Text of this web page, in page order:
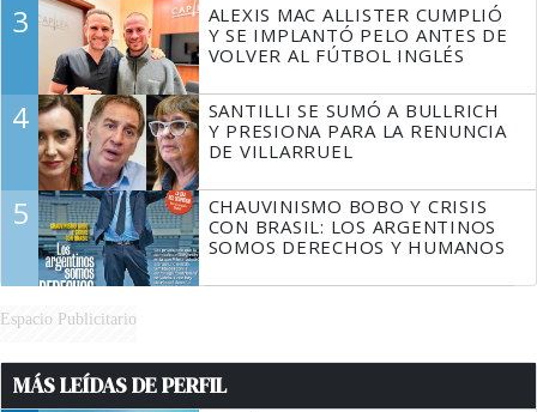
3
ALEXIS MAC ALLISTER CUMPLIÓ
Y SE IMPLANTÓ PELO ANTES DE
VOLVER AL FÚTBOL INGLÉS
4
SANTILLI SE SUMÓ A BULLRICH
Y PRESIONA PARA LA RENUNCIA
DE VILLARRUEL
5
CHAUVINISMO BOBO Y CRISIS
CON BRASIL: LOS ARGENTINOS
SOMOS DERECHOS Y HUMANOS
Espacio Publicitario
MÁS LEÍDAS DE PERFIL